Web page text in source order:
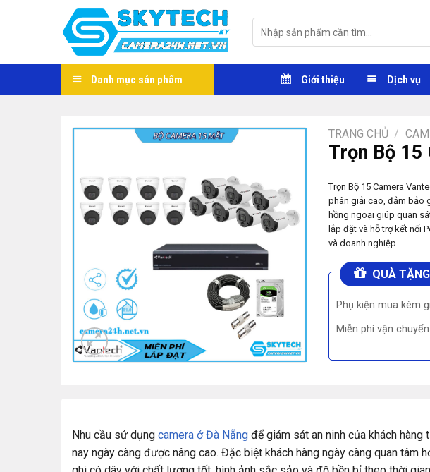
kiếm:
Danh mục sản phẩm Giới thiệu Dịch vụ
TRANG CHỦ /
Trọn Bộ 15
Trọn Bộ 15 Camera
phân giải cao, đảm bảo
hồng ngoại giúp quan
lắp đặt và hỗ trợ kết nối
và doanh nghiệp.
QUÀ
Phụ kiện mua kèm
Miễn phí vận
Nhu cầu sử dụng camera ở Đà Nẵng để giám sát an ninh của khách hàng
nay ngày càng được nâng cao. Đặc biệt khách hàng ngày càng quan tâm